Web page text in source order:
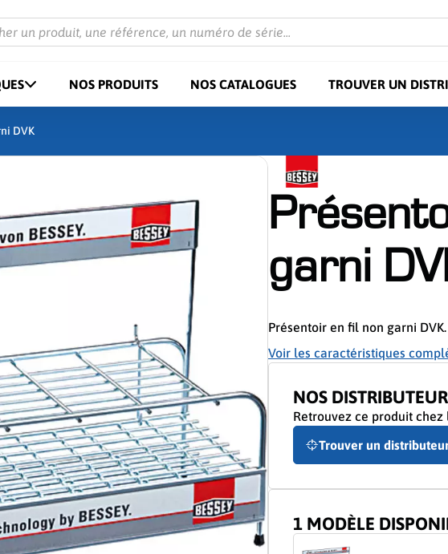
un produit, une référence, un numéro de série...
NOS PRODUITS NOS CATALOGUES TROUVER UN
DVK
garni
Présentoir en fil non garni DVK.
Voir les caractéristiques
NOS
Retrouvez ce produit
Trouver un
1 MODÈLE